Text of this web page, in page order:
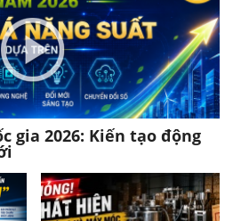
gia 2026: Kiến tạo động